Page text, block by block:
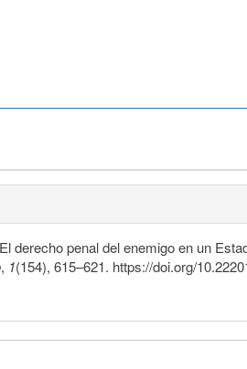
penal del enemigo en un
, 1(154), 615–621. https://doi.org/